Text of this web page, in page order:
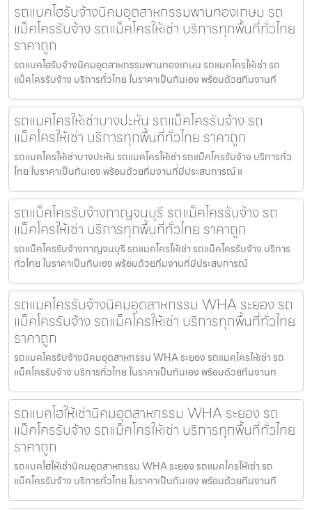
รถแบคโฮรับจ้างนิคมอุตสาหกรรมพานทองเกษม รถ
แม็คโครรับจ้าง รถแม็คโครให้เช่า บริการทุกพื้นที่ทั่วไทย
ราคาถูก
รถแบคโฮรับจ้างนิคมอุตสาหกรรมพานทองเกษม รถแมคโครให้เช่า รถ
แม็คโครรับจ้าง บริการทั่วไทย ในราคาเป็นกันเอง พร้อมด้วยทีมงานที
รถแมคโครให้เช่าบางปะหัน รถแม็คโครรับจ้าง รถ
แม็คโครให้เช่า บริการทุกพื้นที่ทั่วไทย ราคาถูก
รถแมคโครให้เช่าบางปะหัน รถแมคโครให้เช่า รถแม็คโครรับจ้าง บริการทั่ว
ไทย ในราคาเป็นกันเอง พร้อมด้วยทีมงานที่มีประสบการณ์ แ
รถแม็คโครรับจ้างกาญจนบุรี รถแม็คโครรับจ้าง รถ
แม็คโครให้เช่า บริการทุกพื้นที่ทั่วไทย ราคาถูก
รถแม็คโครรับจ้างกาญจนบุรี รถแมคโครให้เช่า รถแม็คโครรับจ้าง บริการ
ทั่วไทย ในราคาเป็นกันเอง พร้อมด้วยทีมงานที่มีประสบการณ์
รถแมคโครรับจ้างนิคมอุตสาหกรรม WHA ระยอง รถ
แม็คโครรับจ้าง รถแม็คโครให้เช่า บริการทุกพื้นที่ทั่วไทย
ราคาถูก
รถแมคโครรับจ้างนิคมอุตสาหกรรม WHA ระยอง รถแมคโครให้เช่า รถ
แม็คโครรับจ้าง บริการทั่วไทย ในราคาเป็นกันเอง พร้อมด้วยทีมงานท
รถแบคโฮให้เช่านิคมอุตสาหกรรม WHA ระยอง รถ
แม็คโครรับจ้าง รถแม็คโครให้เช่า บริการทุกพื้นที่ทั่วไทย
ราคาถูก
รถแบคโฮให้เช่านิคมอุตสาหกรรม WHA ระยอง รถแมคโครให้เช่า รถ
แม็คโครรับจ้าง บริการทั่วไทย ในราคาเป็นกันเอง พร้อมด้วยทีมงานที